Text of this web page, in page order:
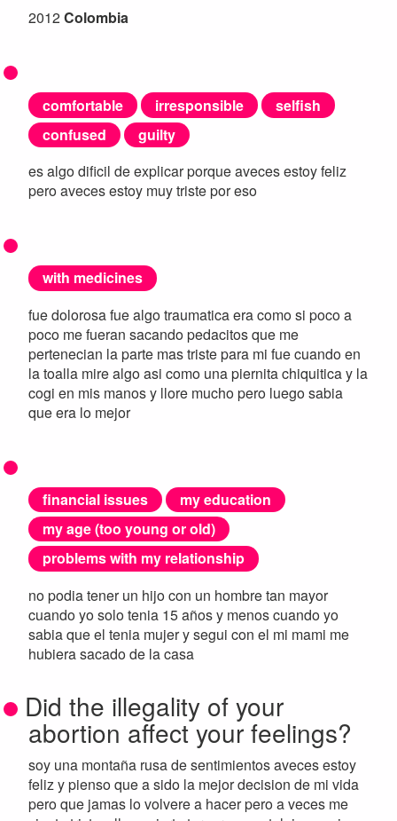
2012Colombia
comfortable irresponsible
selfish
confused
guilty
es algo dificil de explicar porque aveces estoy feliz
pero aveces estoy muy triste por eso
with medicines
fue dolorosa fue algo traumatica era como si poco a
poco me fueran sacando pedacitos que me
pertenecian la parte mas triste para mi fue cuando en
la toalla mire algo asi como una piernita chiquitica y la
cogi en mis manos y llore mucho pero luego sabia
que era lo mejor
financial issues
my education
my age (too young or old)
problems with my relationship
no podia tener un hijo con un hombre tan mayor
cuando yo solo tenia 15 años y menos cuando yo
sabia que el tenia mujer y segui con el mi mami me
hubiera sacado de la casa
Did the illegality of your
abortion affect your feelings?
soy una montaña rusa de sentimientos aveces estoy
feliz y pienso que a sido la mejor decision de mi vida
pero que jamas lo volvere a hacer pero a veces me